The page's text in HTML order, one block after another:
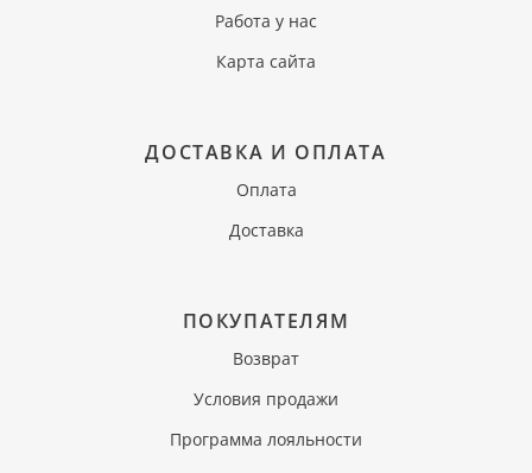
Работа у нас
Карта сайта
ДОСТАВКА И ОПЛАТА
Оплата
Доставка
ПОКУПАТЕЛЯМ
Возврат
Условия продажи
Программа лояльности